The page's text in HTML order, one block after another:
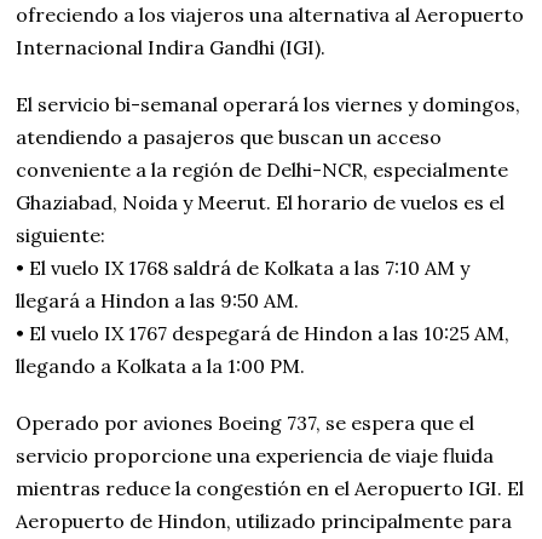
ofreciendo a los viajeros una alternativa al Aeropuerto
Internacional Indira Gandhi (IGI).
El servicio bi-semanal operará los viernes y domingos,
atendiendo a pasajeros que buscan un acceso
conveniente a la región de Delhi-NCR, especialmente
Ghaziabad, Noida y Meerut. El horario de vuelos es el
siguiente:
• El vuelo IX 1768 saldrá de Kolkata a las 7:10 AM y
llegará a Hindon a las 9:50 AM.
• El vuelo IX 1767 despegará de Hindon a las 10:25 AM,
llegando a Kolkata a la 1:00 PM.
Operado por aviones Boeing 737, se espera que el
servicio proporcione una experiencia de viaje fluida
mientras reduce la congestión en el Aeropuerto IGI. El
Aeropuerto de Hindon, utilizado principalmente para